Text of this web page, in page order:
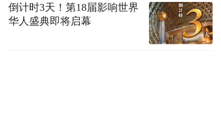
倒计时3天！第18届影响世界
华人盛典即将启幕